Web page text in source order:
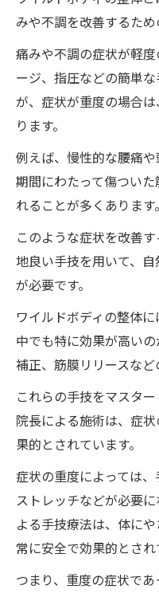
みや不調を改善するため
痛みや不調の症状が軽
ージ、指圧などの簡単
が、症状が重度の場合
ります。
例えば、慢性的な腰痛
期間にわたって傷つい
れることが多くあります。
このような症状を改善
地良い手技を用いて、
が必要です。
ワイルドボディの整体
中でも特に効果が高い
補正、筋膜リリースなど
これらの手技をマスタ
院長による施術は、症
果的とされています。
症状の重度によっては
ストレッチなどが必要
よる手技療法は、体に
常に安全で効果的とされ
つまり、重度の症状で